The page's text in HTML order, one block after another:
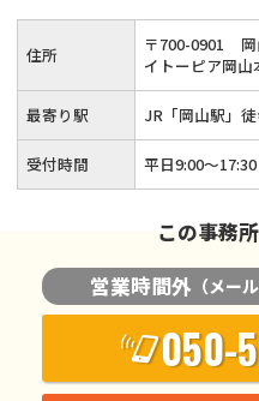
の借金問題を迅速に解決で
ていただきます。
住所 〒700-0901
イトーピア岡山
最寄り駅 JR「岡山駅」
受付時間 平日9:00～17:30
この事務
営業時間外 （メー
050-